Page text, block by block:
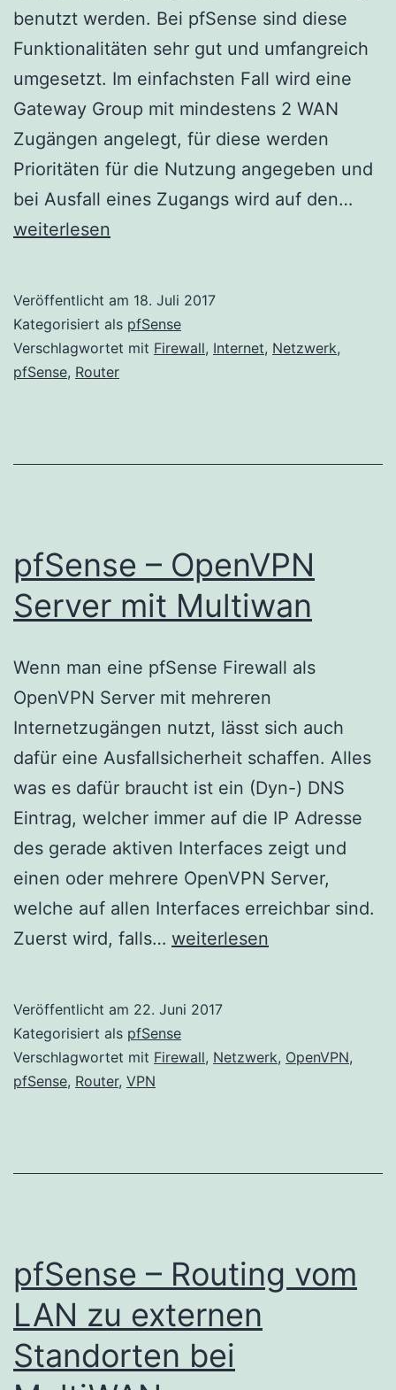
benutzt werden. Bei pfSense sind diese
Funktionalitäten sehr gut und umfangreich
umgesetzt. Im einfachsten Fall wird eine
Gateway Group mit mindestens 2 WAN
Zugängen angelegt, für diese werden
Prioritäten für die Nutzung angegeben und
bei Ausfall eines Zugangs wird auf den…
weiterlesen
Veröffentlicht am 18. Juli 2017
Kategorisiert als pfSense
Verschlagwortet mit Firewall, Internet, Netzwerk,
pfSense, Router
pfSense – OpenVPN
Server mit Multiwan
Wenn man eine pfSense Firewall als
OpenVPN Server mit mehreren
Internetzugängen nutzt, lässt sich auch
dafür eine Ausfallsicherheit schaffen. Alles
was es dafür braucht ist ein (Dyn-) DNS
Eintrag, welcher immer auf die IP Adresse
des gerade aktiven Interfaces zeigt und
einen oder mehrere OpenVPN Server,
welche auf allen Interfaces erreichbar sind.
Zuerst wird, falls… pfSense
Server
mit
weiterlesen
Veröffentlicht am 22. Juni 2017
Kategorisiert als pfSense
Verschlagwortet mit Firewall, Netzwerk, OpenVPN,
pfSense, Router, VPN
pfSense – Routing vom
LAN zu externen
Standorten bei